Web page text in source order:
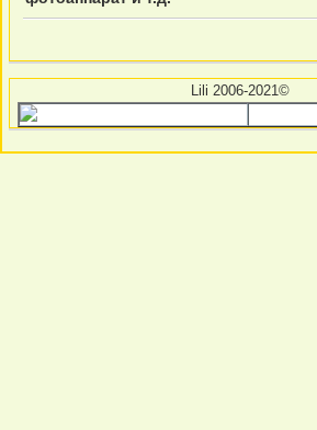
Lili 2006-2021©